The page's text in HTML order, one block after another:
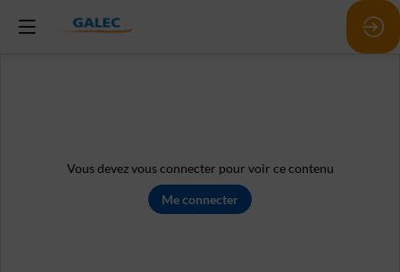
Vous devez vous connecter pour voir ce contenu
Me connecter